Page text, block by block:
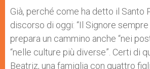
Già, perché come ha detto il Santo
discorso di oggi: “Il Signore
prepara un cammino anche “nei
“nelle culture più diverse”. Certi di
Beatriz, una famiglia con quattro